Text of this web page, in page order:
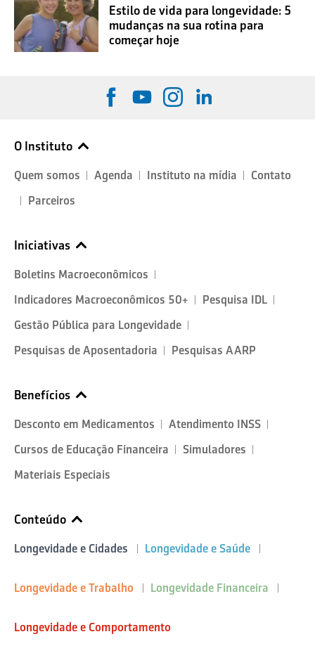
Estilo de vida para longevidade: 5
mudanças na sua rotina para
começar hoje
O Instituto
Quem somos Agenda Instituto na mídia
Contato
Parceiros
Iniciativas
Boletins Macroeconômicos
Indicadores Macroeconômicos 50+
Pesquisa IDL
Gestão Pública para Longevidade
Pesquisas de Aposentadoria
Pesquisas AARP
Benefícios
Desconto em Medicamentos
Atendimento INSS
Cursos de Educação Financeira
Simuladores
Materiais Especiais
Conteúdo
Longevidade e Cidades Longevidade e Saúde
Longevidade e Trabalho Longevidade Financeira
Longevidade e Comportamento